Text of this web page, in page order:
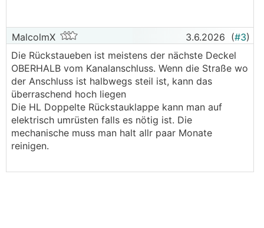
MalcolmX 3.6.2026 (#3)
Die Rückstaueben ist meistens der nächste Deckel
OBERHALB vom Kanalanschluss. Wenn die Straße wo
der Anschluss ist halbwegs steil ist, kann das
überraschend hoch liegen
Die HL Doppelte Rückstauklappe kann man auf
elektrisch umrüsten falls es nötig ist. Die
mechanische muss man halt allr paar Monate
reinigen.